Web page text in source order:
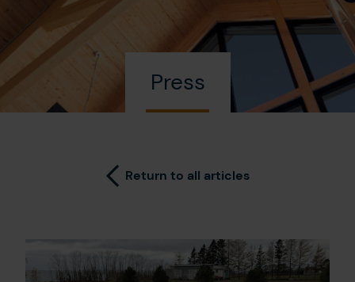
Home
Spirits
Our boutique
Contact Us
Press
Return to all articles